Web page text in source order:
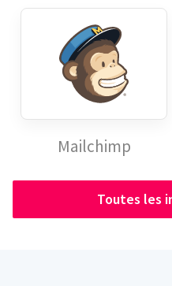
Mailchimp
Toutes les